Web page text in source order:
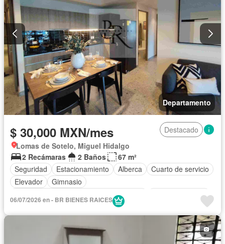
Departamento
$ 30,000 MXN/mes
Destacado
Lomas de Sotelo, Miguel Hidalgo
2 Recámaras
2 Baños
67 m²
Seguridad
Estacionamiento Alberca
Cuarto de servicio
Elevador
Gimnasio
Acceso para personas con discapacidad
Cocina equipada
Gas natural
Permite mascotas
06/07/2026 en - BR BIENES RAICES